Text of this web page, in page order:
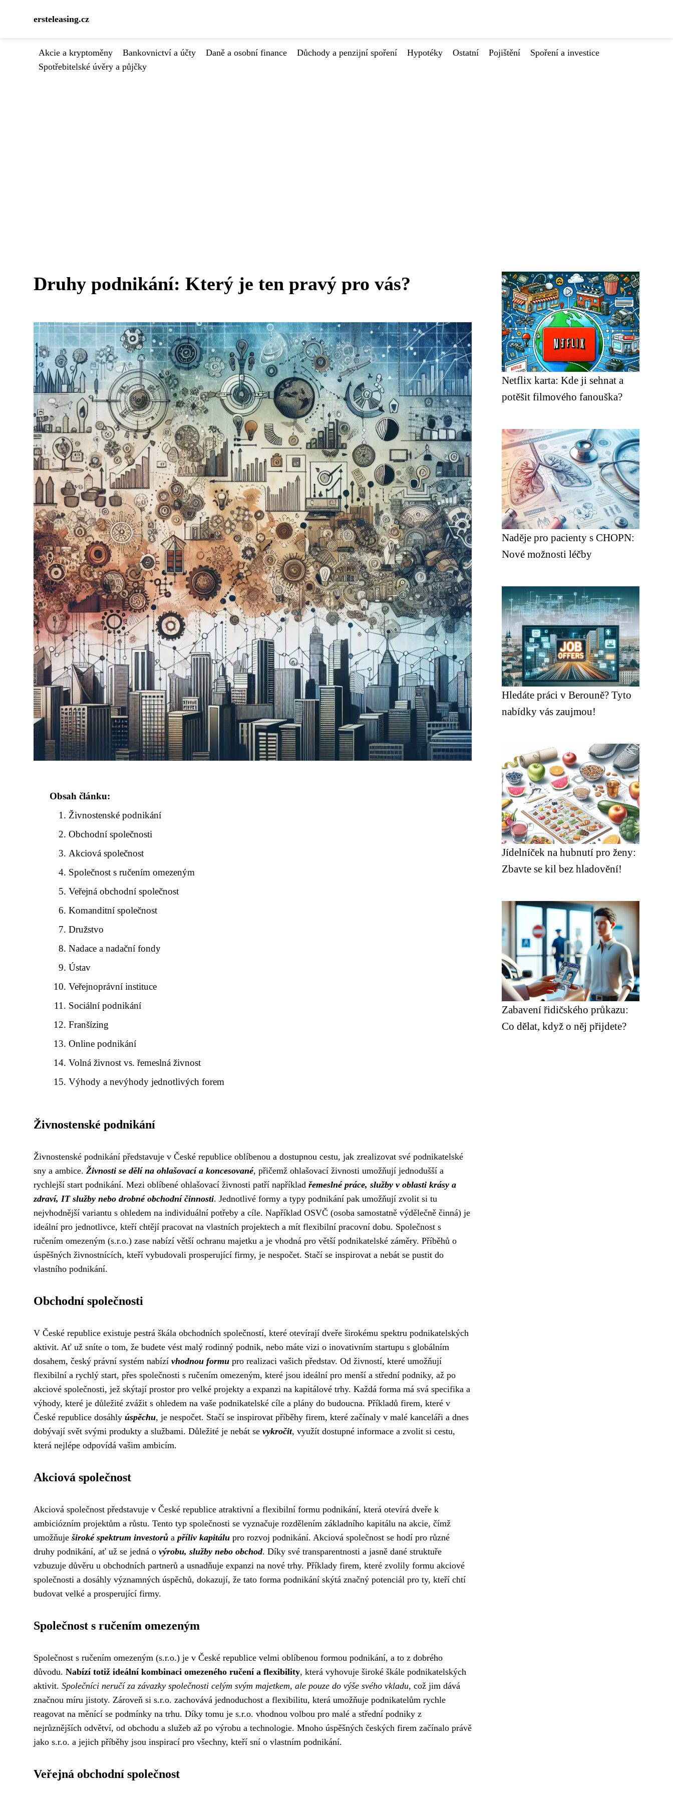
ersteleasing.cz
Akcie a kryptoměny Bankovnictví a účty Daně a osobní finance Důchody a penzijní spoření Hypotéky Ostatní Pojištění
Spoření a investice
Spotřebitelské úvěry a půjčky
Druhy podnikání: Který je ten pravý pro vás?
Obsah článku:
Živnostenské podnikání
Obchodní společnosti
Akciová společnost
Společnost s ručením omezeným
Veřejná obchodní společnost
Komanditní společnost
Družstvo
Nadace a nadační fondy
Ústav
Veřejnoprávní instituce
Sociální podnikání
Franšízing
Online podnikání
Volná živnost vs. řemeslná živnost
Výhody a nevýhody jednotlivých forem
Živnostenské podnikání
Živnostenské podnikání představuje v České republice oblíbenou a dostupnou cestu, jak zrealizovat své podnikatelské
sny a ambice. Živnosti se dělí na ohlašovací a koncesované, přičemž ohlašovací živnosti umožňují jednodušší a
rychlejší start podnikání. Mezi oblíbené ohlašovací živnosti patří například řemeslné práce, služby v oblasti krásy a
zdraví, IT služby nebo drobné obchodní činnosti. Jednotlivé formy a typy podnikání pak umožňují zvolit si tu
nejvhodnější variantu s ohledem na individuální potřeby a cíle. Například OSVČ (osoba samostatně výdělečně činná) je
ideální pro jednotlivce, kteří chtějí pracovat na vlastních projektech a mít flexibilní pracovní dobu. Společnost s
ručením omezeným (s.r.o.) zase nabízí větší ochranu majetku a je vhodná pro větší podnikatelské záměry. Příběhů o
úspěšných živnostnících, kteří vybudovali prosperující firmy, je nespočet. Stačí se inspirovat a nebát se pustit do
vlastního podnikání.
Obchodní společnosti
V České republice existuje pestrá škála obchodních společností, které otevírají dveře širokému spektru podnikatelských
aktivit. Ať už sníte o tom, že budete vést malý rodinný podnik, nebo máte vizi o inovativním startupu s globálním
dosahem, český právní systém nabízí vhodnou formu pro realizaci vašich představ. Od živností, které umožňují
flexibilní a rychlý start, přes společnosti s ručením omezeným, které jsou ideální pro menší a střední podniky, až po
akciové společnosti, jež skýtají prostor pro velké projekty a expanzi na kapitálové trhy. Každá forma má svá specifika a
výhody, které je důležité zvážit s ohledem na vaše podnikatelské cíle a plány do budoucna. Příkladů firem, které v
České republice dosáhly úspěchu, je nespočet. Stačí se inspirovat příběhy firem, které začínaly v malé kanceláři a dnes
dobývají svět svými produkty a službami. Důležité je nebát se vykročit, využít dostupné informace a zvolit si cestu,
která nejlépe odpovídá vašim ambicím.
Akciová společnost
Akciová společnost představuje v České republice atraktivní a flexibilní formu podnikání, která otevírá dveře k
ambiciózním projektům a růstu. Tento typ společnosti se vyznačuje rozdělením základního kapitálu na akcie, čímž
umožňuje široké spektrum investorů a příliv kapitálu pro rozvoj podnikání. Akciová společnost se hodí pro různé
druhy podnikání, ať už se jedná o výrobu, služby nebo obchod. Díky své transparentnosti a jasně dané struktuře
vzbuzuje důvěru u obchodních partnerů a usnadňuje expanzi na nové trhy. Příklady firem, které zvolily formu akciové
společnosti a dosáhly významných úspěchů, dokazují, že tato forma podnikání skýtá značný potenciál pro ty, kteří chtí
budovat velké a prosperující firmy.
Společnost s ručením omezeným
Společnost s ručením omezeným (s.r.o.) je v České republice velmi oblíbenou formou podnikání, a to z dobrého
důvodu. Nabízí totiž ideální kombinaci omezeného ručení a flexibility, která vyhovuje široké škále podnikatelských
aktivit. Společníci neručí za závazky společnosti celým svým majetkem, ale pouze do výše svého vkladu, což jim dává
značnou míru jistoty. Zároveň si s.r.o. zachovává jednoduchost a flexibilitu, která umožňuje podnikatelům rychle
reagovat na měnící se podmínky na trhu. Díky tomu je s.r.o. vhodnou volbou pro malé a střední podniky z
nejrůznějších odvětví, od obchodu a služeb až po výrobu a technologie. Mnoho úspěšných českých firem začínalo právě
jako s.r.o. a jejich příběhy jsou inspirací pro všechny, kteří sní o vlastním podnikání.
Veřejná obchodní společnost
Netflix karta: Kde ji sehnat a
potěšit filmového fanouška?
Naděje pro pacienty s CHOPN:
Nové možnosti léčby
Hledáte práci v Berouně? Tyto
nabídky vás zaujmou!
Jídelníček na hubnutí pro ženy:
Zbavte se kil bez hladovění!
Zabavení řidičského průkazu:
Co dělat, když o něj přijdete?